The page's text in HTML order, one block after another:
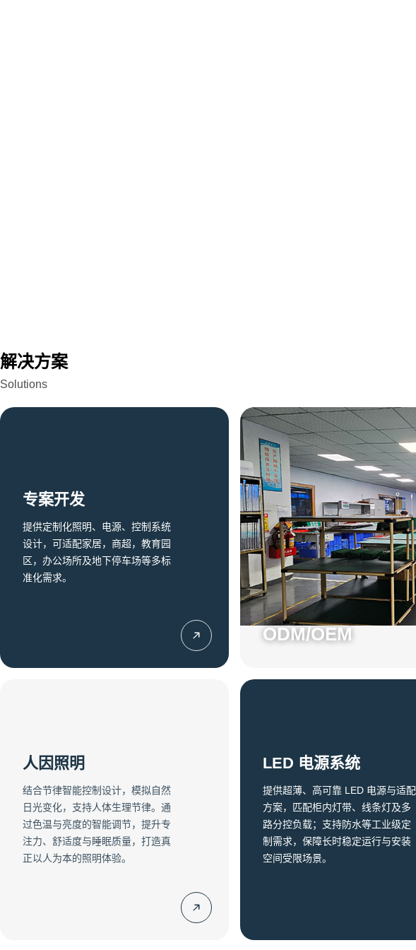
解决方案
Solutions
专案开发
提供定制化照明、电源、控制系统
设计，可适配家居，商超，教育园
区，办公场所及地下停车场等多标
准化需求。
ODM/OEM
人因照明
结合节律智能控制设计，模拟自然
日光变化，支持人体生理节律。通
过色温与亮度的智能调节，提升专
注力、舒适度与睡眠质量，打造真
正以人为本的照明体验。
LED 电源系统
提供超薄、高可靠 LED 电源与适配
方案，匹配柜内灯带、线条灯及多
路分控负载；支持防水等工业级定
制需求，保障长时稳定运行与安装
空间受限场景。